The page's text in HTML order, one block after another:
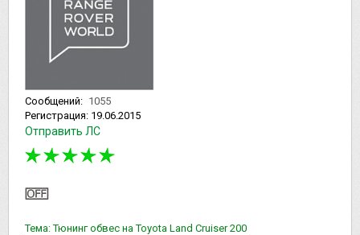
Сообщений: 1055
Регистрация: 19.06.2015
Отправить ЛС
Тема: Тюнинг обвес на Toyota Land Cruiser 200